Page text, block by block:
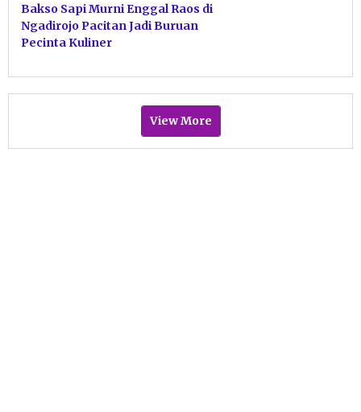
Bakso Sapi Murni Enggal Raos di
Ngadirojo Pacitan Jadi Buruan
Pecinta Kuliner
View More